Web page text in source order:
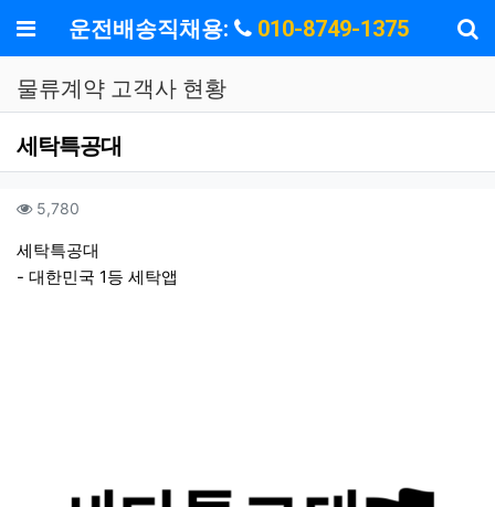
메뉴운전배송직채용: 010-8749-1375
물류계약 고객사 현황
세탁특공대
작성자 정보
컨텐츠 정보
5,780
본문
세탁특공대
- 대한민국 1등 세탁앱